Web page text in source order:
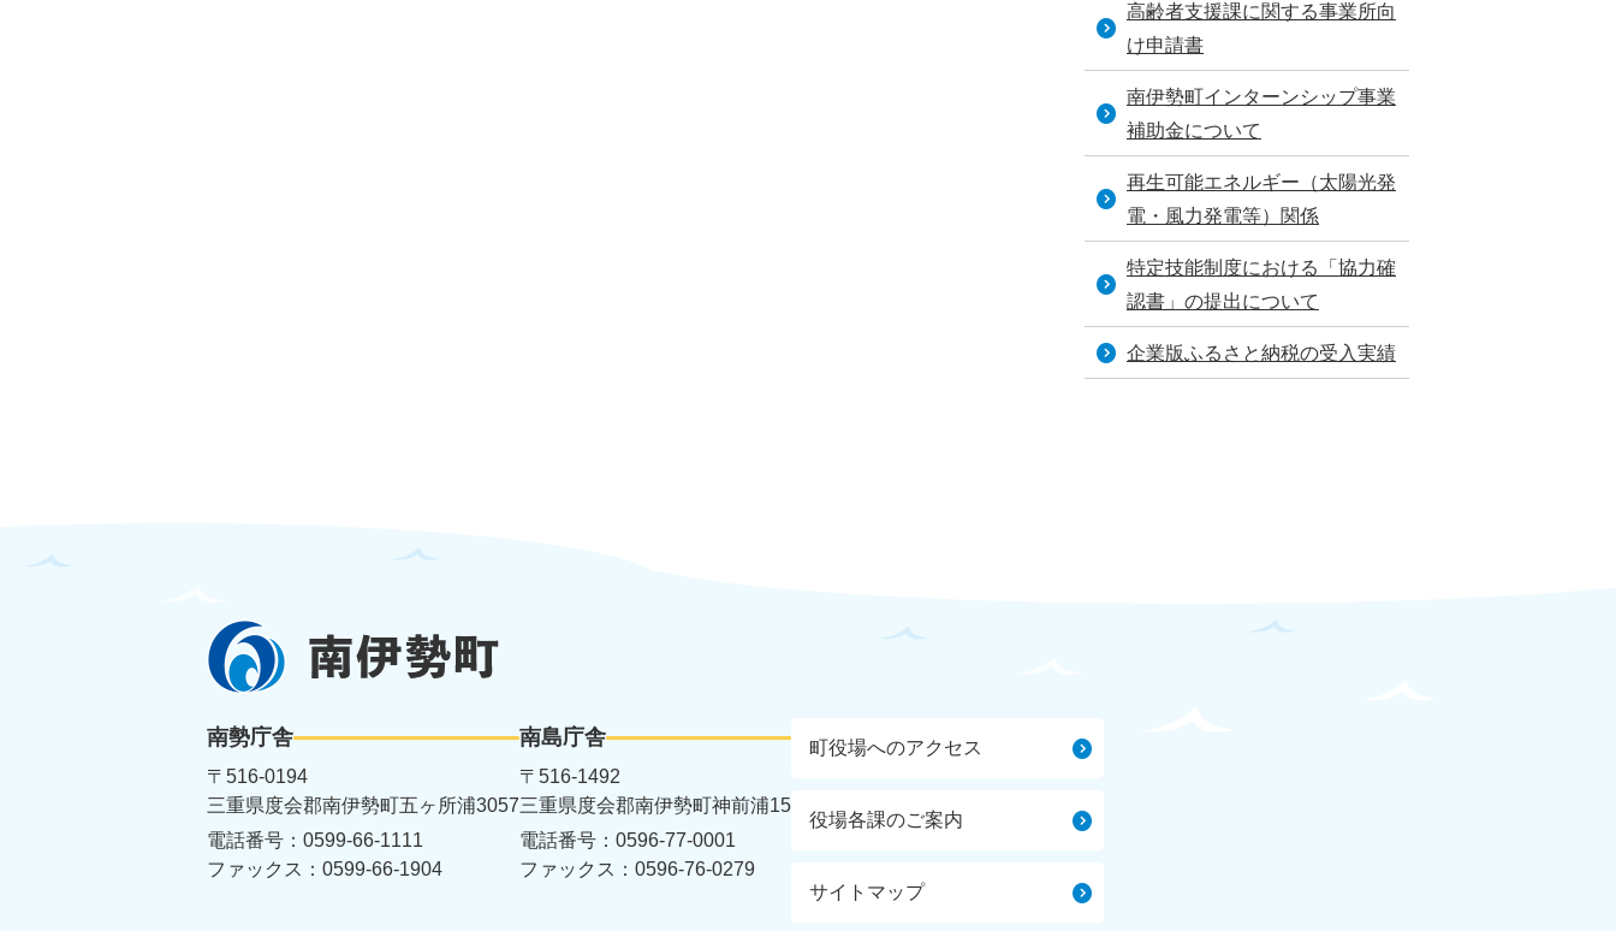
高齢者支援課に関する事業所向
け申請書
南伊勢町インターンシップ事業
補助金について
再生可能エネルギー（太陽光発
電・風力発電等）関係
特定技能制度における「協力確
認書」の提出について
企業版ふるさと納税の受入実績
町
南勢庁舎
〒516-0194
三重県度会郡南伊勢町五ヶ所浦3057
電話番号：0599-66-1111
ファックス：0599-66-1904
南島庁舎
〒516-1492
三重県度会郡南伊勢町神前浦15
電話番号：0596-77-0001
ファックス：0596-76-0279
町役場へのアクセス
役場各課のご案内
サイトマップ